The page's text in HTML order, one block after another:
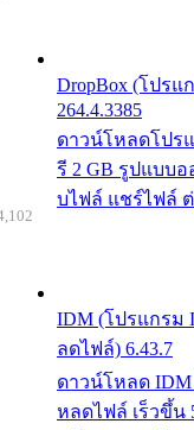
DropBox (โปรแ
264.4.3385
ดาวน์โหลดโปร
รี 2 GB รูปแบบอ
บไฟล์ แชร์ไฟล์
IDM (โปรแกรม
ลดไฟล์) 6.43.7
ดาวน์โหลด IDM
หลดไฟล์ เร็วขึ้น